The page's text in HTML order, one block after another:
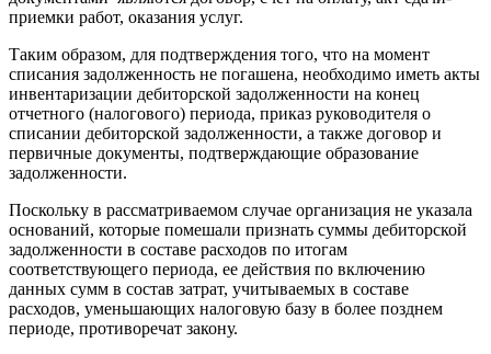
приемки работ, оказания услуг.
Таким образом, для подтверждения того, что на момент
списания задолженность не погашена, необходимо иметь акты
инвентаризации дебиторской задолженности на конец
отчетного (налогового) периода, приказ руководителя о
списании дебиторской задолженности, а также договор и
первичные документы, подтверждающие образование
задолженности.
Поскольку в рассматриваемом случае организация не указала
оснований, которые помешали признать суммы дебиторской
задолженности в составе расходов по итогам
соответствующего периода, ее действия по включению
данных сумм в состав затрат, учитываемых в составе
расходов, уменьшающих налоговую базу в более позднем
периоде, противоречат закону.